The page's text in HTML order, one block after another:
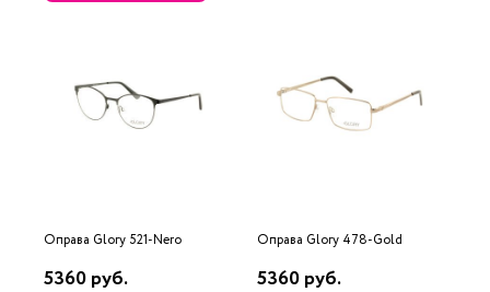
Оправа Glory 521-Nero
5360 руб.
Оправа Glory 478-Gold
5360 руб.